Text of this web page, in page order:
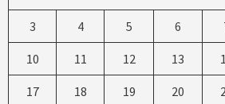
3 4 5 6
10 11 12 13
17 18 19 20